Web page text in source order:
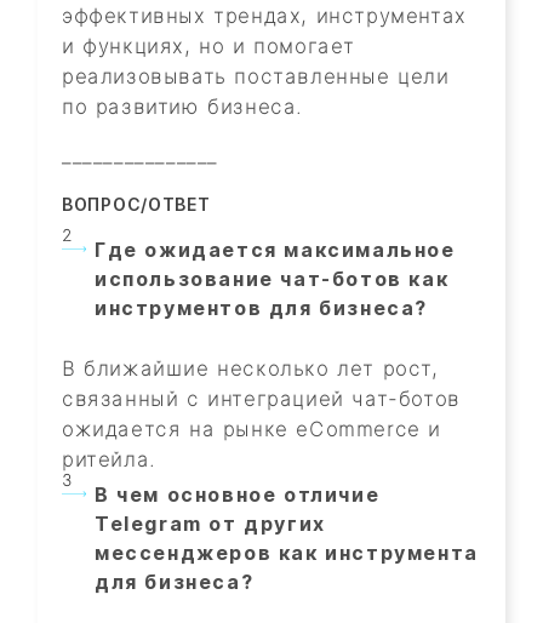
эффективных трендах, инструментах
и функциях, но и помогает
реализовывать поставленные цели
по развитию бизнеса.
_______________
ВОПРОС/ОТВЕТ
Где ожидается максимальное
использование чат-ботов как
инструментов для бизнеса?
В ближайшие несколько лет рост,
связанный с интеграцией чат-ботов
ожидается на рынке eCommerce и
ритейла.
В чем основное отличие
Telegram от других
мессенджеров как инструмента
для бизнеса?